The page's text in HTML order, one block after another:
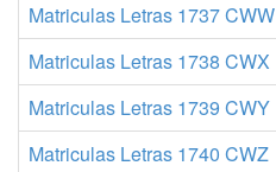
Matriculas Letras 1737 CWW
Matriculas Letras 1738 CWX
Matriculas Letras 1739 CWY
Matriculas Letras 1740 CWZ